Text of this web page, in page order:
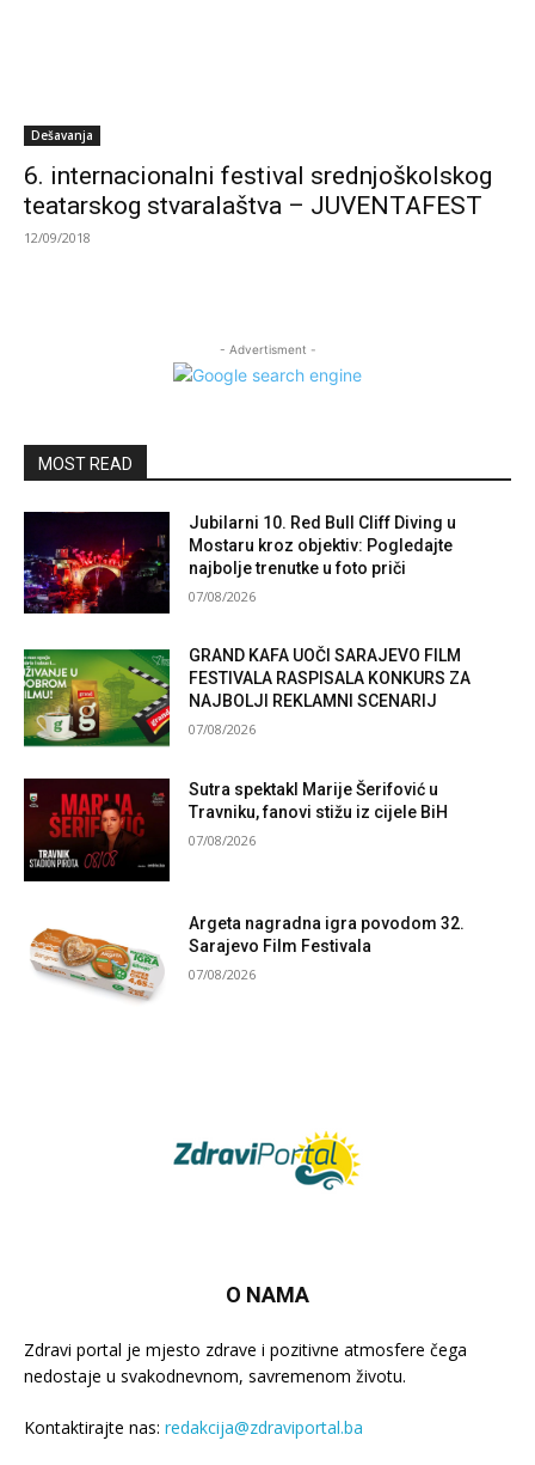
Dešavanja
6. internacionalni festival srednjoškolskog
teatarskog stvaralaštva – JUVENTAFEST
12/09/2018
- Advertisment -
MOST READ
Jubilarni 10. Red Bull Cliff Diving u
Mostaru kroz objektiv: Pogledajte
najbolje trenutke u foto priči
07/08/2026
GRAND KAFA UOČI SARAJEVO FILM
FESTIVALA RASPISALA KONKURS ZA
NAJBOLJI REKLAMNI SCENARIJ
07/08/2026
Sutra spektakl Marije Šerifović u
Travniku, fanovi stižu iz cijele BiH
07/08/2026
Argeta nagradna igra povodom 32.
Sarajevo Film Festivala
07/08/2026
O NAMA
Zdravi portal je mjesto zdrave i pozitivne atmosfere čega
nedostaje u svakodnevnom, savremenom životu.
Kontaktirajte nas: redakcija@zdraviportal.ba